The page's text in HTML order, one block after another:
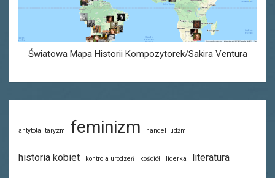
Światowa Mapa Historii Kompozytorek/Sakira Ventura
antytotalitaryzm feminizm handel ludźmi
historia kobiet kontrola urodzeń kościół liderka literatura